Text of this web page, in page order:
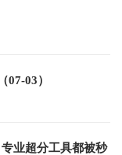
03）
业超分工具都被秒